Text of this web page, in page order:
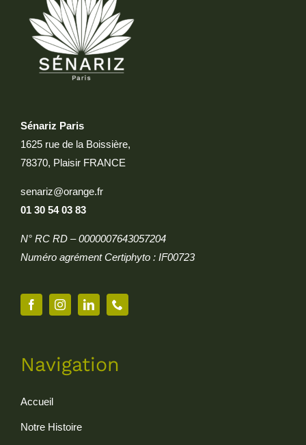
Sénariz Paris
1625 rue de la Boissière,
78370, Plaisir FRANCE
senariz@orange.fr
01 30 54 03 83
N° RC RD – 0000007643057204
Numéro agrément Certiphyto : IF00723
Navigation
Accueil
Notre Histoire